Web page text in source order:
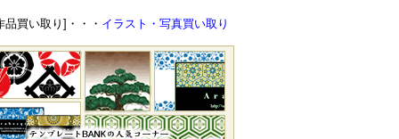
品買い取り]・・・ イラスト・写真買い取り